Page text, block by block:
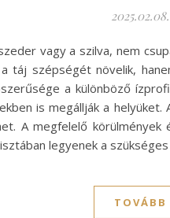
2025.02.08.
vagy a szilva, nem
táj szépségét növelik,
a különböző
is megállják a
A megfelelő
legyenek a
TOVÁBB